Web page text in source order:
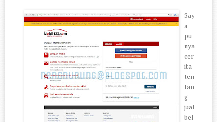
Say
a
pu
nya
cer
ita
ten
tan
g
jual
bel